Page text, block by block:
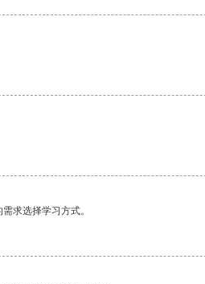
求选择学习方式。